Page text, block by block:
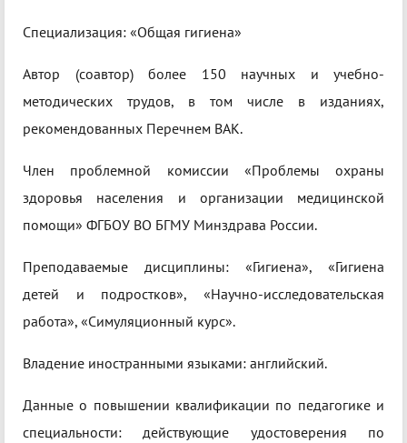
Специализация: «Общая гигиена»
Автор (соавтор) более 150 научных и учебно-
методических трудов, в том числе в изданиях,
рекомендованных Перечнем ВАК.
Член проблемной комиссии «Проблемы охраны
здоровья населения и организации медицинской
помощи» ФГБОУ ВО БГМУ Минздрава России.
Преподаваемые дисциплины: «Гигиена», «Гигиена
детей и подростков», «Научно-исследовательская
работа», «Симуляционный курс».
Владение иностранными языками: английский.
Данные о повышении квалификации по педагогике и
специальности: действующие удостоверения по